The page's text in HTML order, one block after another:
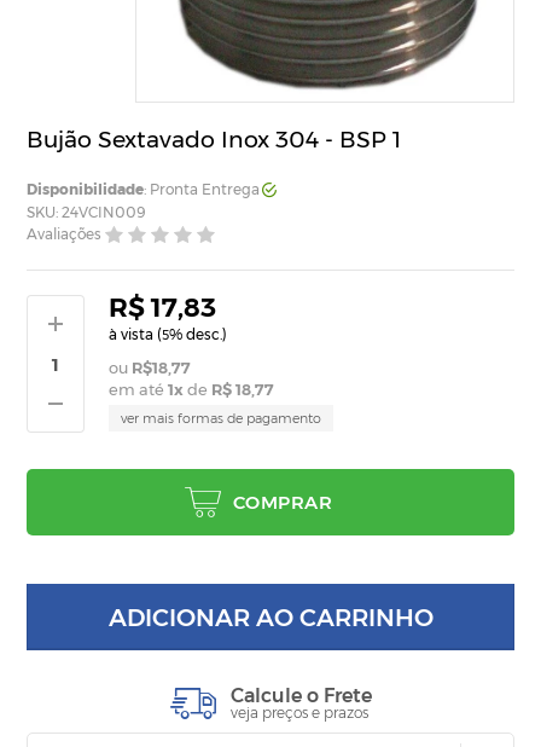
Bujão Sextavado Inox 304 - BSP 1
Disponibilidade: Pronta Entrega
SKU: 24VCIN009
Avaliações
R$ 17,83
à vista (5% desc.)
R$18,77
em até1x de R$ 18,77
ver mais formas de pagamento
COMPRAR
ADICIONAR AO CARRINHO
Calcule o Frete
veja preços e prazos